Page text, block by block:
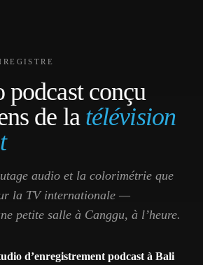
podcast conçu
de la télévision
audio et la colorimétrie que
la TV internationale —
petite salle à Canggu, à l’heure.
d’enregistrement podcast à Bali